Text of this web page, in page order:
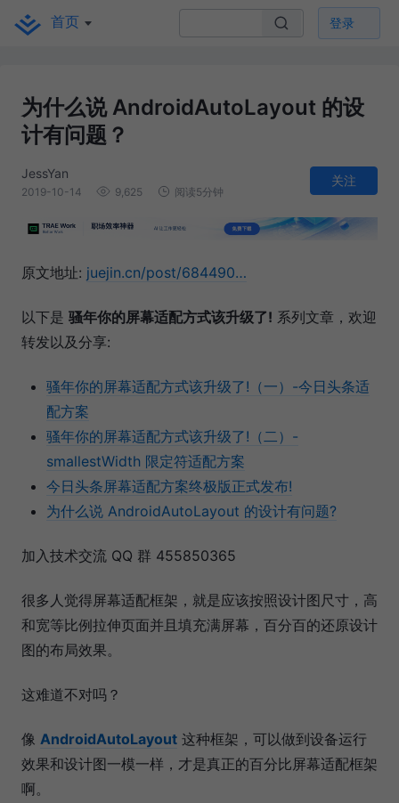
首页 登录
为什么说 AndroidAutoLayout 的设
计有问题？
JessYan
2019-10-14 9,625 阅读5分钟
关注
原文地址: juejin.cn/post/684490…
以下是 骚年你的屏幕适配方式该升级了! 系列文章，欢迎
转发以及分享:
骚年你的屏幕适配方式该升级了!（一）-今日头条适
配方案
骚年你的屏幕适配方式该升级了!（二）-
smallestWidth 限定符适配方案
今日头条屏幕适配方案终极版正式发布!
为什么说 AndroidAutoLayout 的设计有问题?
加入技术交流 QQ 群 455850365
很多人觉得屏幕适配框架，就是应该按照设计图尺寸，高
和宽等比例拉伸页面并且填充满屏幕，百分百的还原设计
图的布局效果。
这难道不对吗？
像 AndroidAutoLayout 这种框架，可以做到设备运行
效果和设计图一模一样，才是真正的百分比屏幕适配框架
啊。